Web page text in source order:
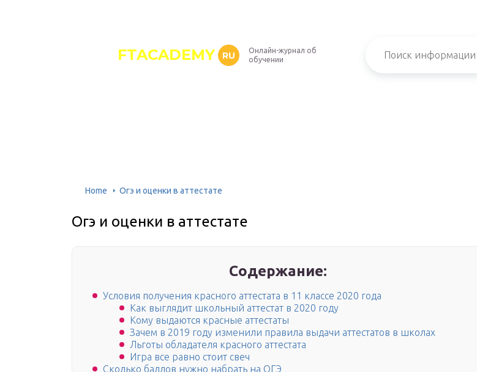
FTACADEMY RU
Онлайн-журнал об
обучении
Home Огэ и оценки в аттестате
Огэ и оценки в аттестате
Содержание:
Условия получения красного аттестата в 11 классе 2020 года
Как выглядит школьный аттестат в 2020 году
Кому выдаются красные аттестаты
Зачем в 2019 году изменили правила выдачи аттестатов в школах
Льготы обладателя красного аттестата
Игра все равно стоит свеч
Сколько баллов нужно набрать на ОГЭ